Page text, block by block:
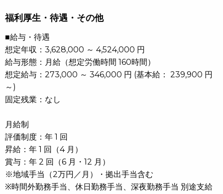
福利厚生・待遇・その他
■給与・待遇
想定年収：3,628,000 ～ 4,524,000 円
給与形態：月給（想定労働時間 160時間）
想定給与：273,000 ～ 346,000 円 (基本給： 239,900 円
～)
固定残業：なし
月給制
評価制度：年 1 回
昇給：年 1 回（4 月）
賞与：年 2 回（6 月・12 月）
※地域手当（2万円／月）・拠出手当含む
※時間外勤務手当、休日勤務手当、深夜勤務手当 別途支給